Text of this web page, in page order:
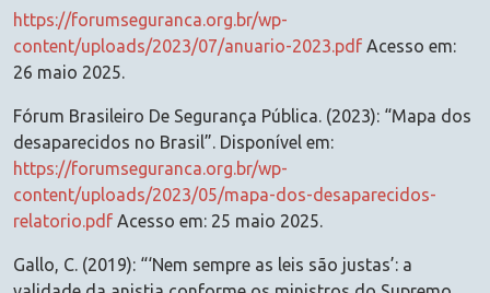
https://forumseguranca.org.br/wp-
content/uploads/2023/07/anuario-2023.pdf Acesso em:
26 maio 2025.
Fórum Brasileiro De Segurança Pública. (2023): “Mapa dos
desaparecidos no Brasil”. Disponível em:
https://forumseguranca.org.br/wp-
content/uploads/2023/05/mapa-dos-desaparecidos-
relatorio.pdf Acesso em: 25 maio 2025.
Gallo, C. (2019): “‘Nem sempre as leis são justas’: a